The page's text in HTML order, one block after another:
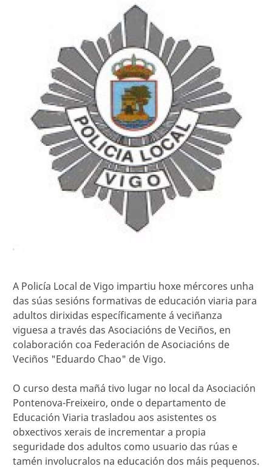
A Policía Local de Vigo impartiu hoxe mércores unha
das súas sesións formativas de educación viaria para
adultos dirixidas específicamente á veciñanza
viguesa a través das Asociacións de Veciños, en
colaboración coa Federación de Asociacións de
Veciños "Eduardo Chao" de Vigo.
O curso desta mañá tivo lugar no local da Asociación
Pontenova-Freixeiro, onde o departamento de
Educación Viaria trasladou aos asistentes os
obxectivos xerais de incrementar a propia
seguridade dos adultos como usuario das rúas e
tamén involucralos na educación dos máis pequenos.